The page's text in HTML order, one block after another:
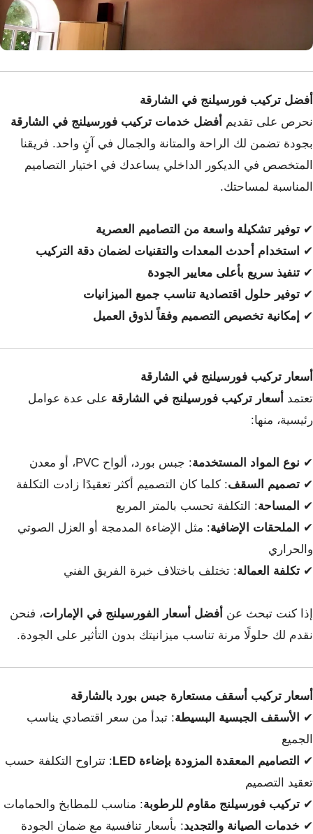
أفضل تركيب فورسيلنج في الشارقة
نحرص على تقديم أفضل خدمات تركيب فورسيلنج في الشارقة
بجودة تضمن لك الراحة والمتانة والجمال في آنٍ واحد. فريقنا
المتخصص في الديكور الداخلي يساعدك في اختيار التصاميم
المناسبة لمساحتك.
✔ توفير تشكيلة واسعة من التصاميم العصرية
✔
استخدام أحدث المعدات والتقنيات لضمان دقة التركيب
✔ تنفيذ سريع بأعلى معايير الجودة
✔ توفير حلول اقتصادية تناسب جميع الميزانيات
✔ إمكانية تخصيص التصميم وفقاً لذوق العميل
أسعار تركيب فورسيلنج في الشارقة
تعتمد أسعار تركيب فورسيلنج في الشارقة على عدة عوامل
رئيسية، منها:
✔ نوع المواد المستخدمة: جبس بورد، ألواح PVC، أو معدن
✔ تصميم السقف: كلما كان التصميم أكثر تعقيدًا زادت التكلفة
✔
المساحة: التكلفة تحسب بالمتر المربع
✔
الملحقات الإضافية: مثل الإضاءة المدمجة أو العزل الصوتي
والحراري
✔ تكلفة العمالة: تختلف باختلاف خبرة الفريق الفني
إذا كنت تبحث عن أفضل أسعار الفورسيلنج في الإمارات، فنحن
نقدم لك حلولًا مرنة تناسب ميزانيتك بدون التأثير على الجودة.
أسعار تركيب أسقف مستعارة جبس بورد بالشارقة
✔
الأسقف الجبسية البسيطة: تبدأ من سعر اقتصادي يناسب
الجميع
✔
التصاميم المعقدة المزودة بإضاءة LED
: تتراوح التكلفة حسب
تعقيد التصميم
✔ تركيب فورسيلنج مقاوم للرطوبة: مناسب للمطابخ والحمامات
✔ خدمات الصيانة والتجديد: بأسعار تنافسية مع ضمان الجودة